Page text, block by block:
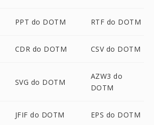
PPT do DOTM RTF do DOTM
CDR do DOTM CSV do DOTM
SVG do DOTM
AZW3 do
DOTM
JFIF do DOTM EPS do DOTM